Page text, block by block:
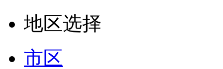
地区选择
市区